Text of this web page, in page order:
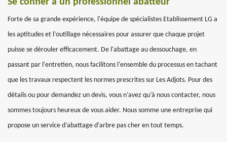
Se confier à un professionnel abatteur
Forte de sa grande expérience, l'équipe de spécialistes Etablissement LG a
les aptitudes et l’outillage nécessaires pour assurer que chaque projet
puisse se dérouler efficacement. De l'abattage au dessouchage, en
passant par l'entretien, nous facilitons l'ensemble du processus en tachant
que les travaux respectent les normes prescrites sur Les Adjots. Pour des
détails ou pour demandez un devis, vous n’avez qu’à nous contacter, nous
sommes toujours heureux de vous aider. Nous somme une entreprise qui
propose un service d’abattage d’arbre pas cher en tout temps.